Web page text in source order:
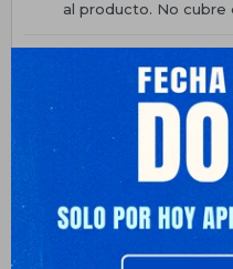
al producto. No